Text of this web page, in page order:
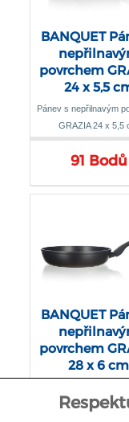
BANQUET
povrchem
24 x 5,5
Pánev s nepřilnavým
GRAZIA 24 x 5,5
91 Bodů
BANQUET
povrchem
28 x 6 cm
GRAZIA 28 x 6